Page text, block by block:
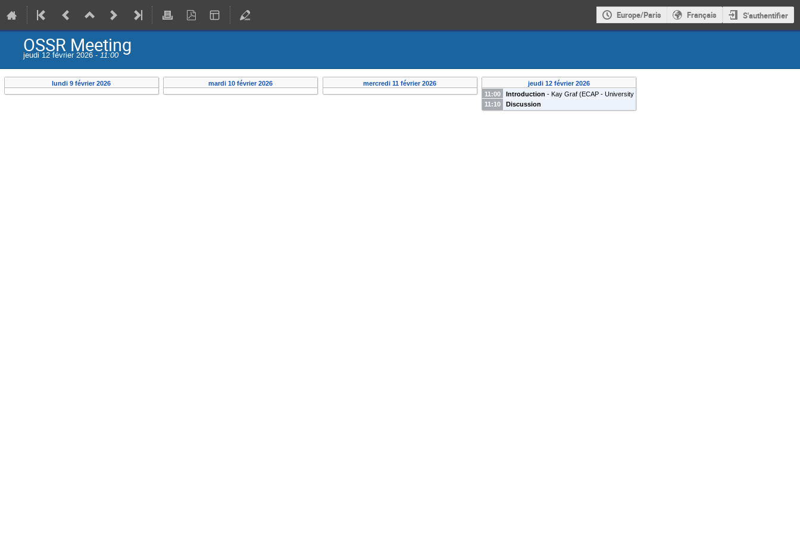
Europe/Paris Français S'authentifier
OSSR Meeting
jeudi 12 février 2026 - 11:00
lundi 9 février 2026 mardi 10 février 2026 mercredi 11 février 2026
jeudi 12 février 2026
11:00
Introduction - Kay Graf (ECAP - University
of Erlangen)
11:10 Discussion